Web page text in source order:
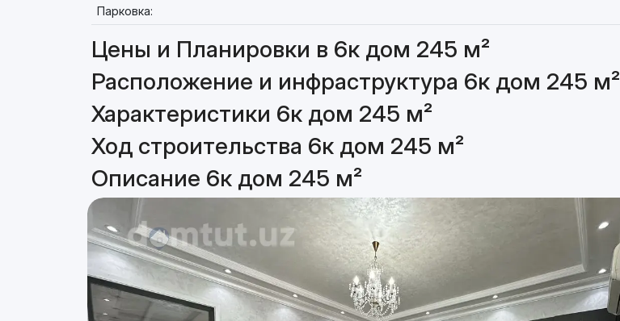
Парковка:
Цены и Планировки в 6к дом 245 м²
Расположение и инфраструктура 6к дом 245 м²
Характеристики 6к дом 245 м²
Ход строительства 6к дом 245 м²
Описание 6к дом 245 м²